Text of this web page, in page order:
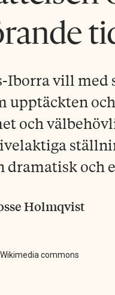
Iborra vill med
och
dramatisk och
Holmqvist
commons